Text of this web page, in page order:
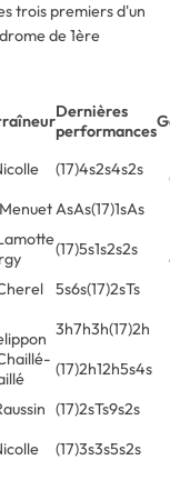
trois premiers d'un
de 1ère
Dernières
performances
(17)4s2s4s2s
AsAs(17)1sAs
(17)5s1s2s2s
5s6s(17)2sTs
3h7h3h(17)2h
(17)2h12h5s4s
(17)2sTs9s2s
(17)3s3s5s2s